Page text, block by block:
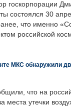
госкорпорации
состоялся 30
что именно
российской
МКС обнаружили
что на
места утечки